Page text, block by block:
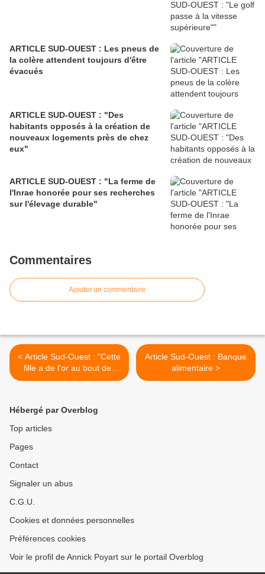
ARTICLE SUD-OUEST : Les pneus de
la colère attendent toujours d'être
évacués
ARTICLE SUD-OUEST : "Des
habitants opposés à la création de
nouveaux logements près de chez
eux"
ARTICLE SUD-OUEST : "La ferme de
l'Inrae honorée pour ses recherches
sur l'élevage durable"
Commentaires
Ajouter un commentaire
< Article Sud-Ouest : "Cette
fille a de l’or au bout des
doigts"
Article Sud-Ouest : Banque
alimentaire >
Hébergé par Overblog
Top articles
Pages
Contact
Signaler un abus
C.G.U.
Cookies et données personnelles
Préférences cookies
Voir le profil de Annick Poyart sur le portail Overblog